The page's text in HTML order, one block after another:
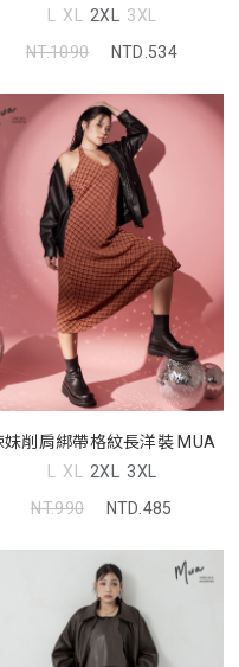
L XL 2XL 3XL
NT.1090
NTD.534
妹削肩綁帶格紋長洋裝 MUA
L XL 2XL 3XL
NT.990
NTD.485